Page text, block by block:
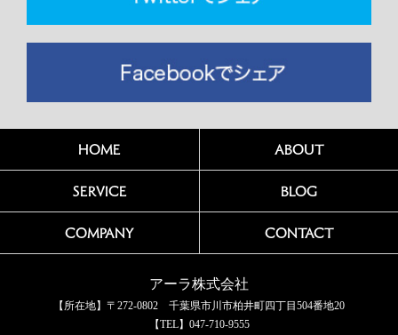
HOME ABOUT
SERVICE BLOG
COMPANY CONTACT
アーラ株式会社
【所在地】〒272-0802 千葉県市川市柏井町四丁目504番地20
【TEL】047-710-9555